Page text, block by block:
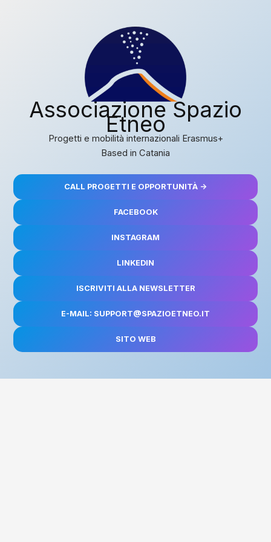
Associazione Spazio
Etneo
Progetti e mobilità internazionali Erasmus+
Based in Catania
CALL PROGETTI E OPPORTUNITÀ ->
FACEBOOK
INSTAGRAM
LINKEDIN
ISCRIVITI ALLA NEWSLETTER
E-MAIL: SUPPORT@SPAZIOETNEO.IT
SITO WEB